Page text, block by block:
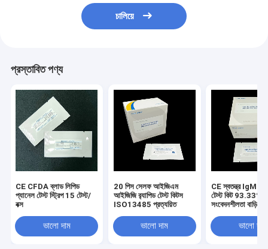
চালিয়ে
প্রস্তাবিত পণ্য
CE CFDA ব্লাড লিপিড
প্যানেল টেস্ট স্ট্রিপ 15 টেস্ট/
বক্স
ভালো দাম
20 পিস সেলফ আইজিএম
আইজিজি র‍্যাপিড টেস্ট কিটস
ISO13485 প্রত্যয়িত
ভালো দাম
CE স্বতন্ত্র IgM
টেস্ট কিট 93.33%
সংবেদনশীলতা বাড়ির
ভালো দাম